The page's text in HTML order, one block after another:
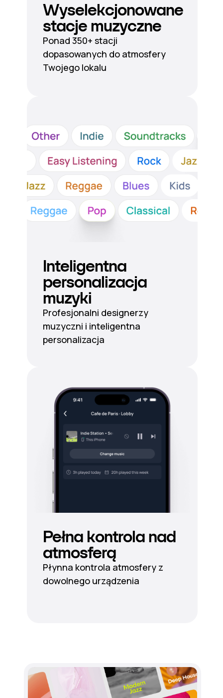
Wyselekcjonowane
stacje muzyczne
Ponad 350+ stacji
dopasowanych do atmosfery
Twojego lokalu
Inteligentna
personalizacja
muzyki
Profesjonalni designerzy
muzyczni i inteligentna
personalizacja
Pełna kontrola nad
atmosferą
Płynna kontrola atmosfery z
dowolnego urządzenia